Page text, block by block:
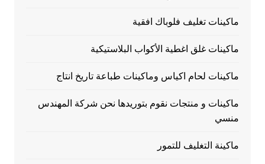
ماكينات تغليف فلوباك افقية
ماكينات غلق اغطية الأكواب البلاستيكية
ماكينات لحام اكياس وماكينات طباعة تاريخ انتاج
ماكينات و منتجات نقوم بتوريدها نحن شركة المهندس
منسي
ماكينة التغليف للتمور